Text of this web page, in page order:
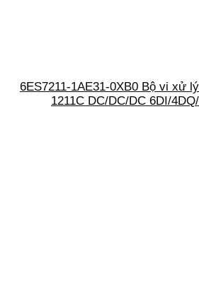
6ES7211-1AE31-0XB0 Bộ vi xử
1211C DC/DC/DC 6DI/